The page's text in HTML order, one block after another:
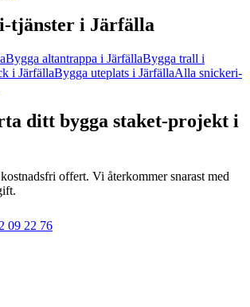
-tjänster i Järfälla
Bygga altantrappa i JärfällaBygga trall i
i JärfällaBygga uteplats i JärfällaAlla snickeri-
ditt bygga staket-projekt i
offert. Vi återkommer snarast med
09 22 76